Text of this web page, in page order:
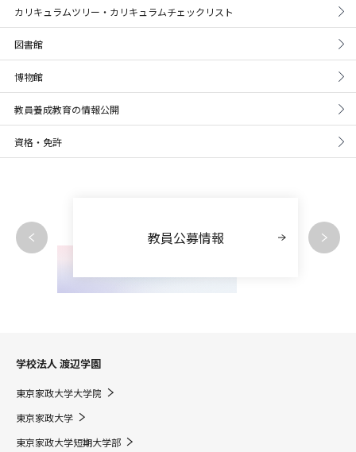
カリキュラムツリー・カリキュラムチェックリスト
図書館
博物館
教員養成教育の情報公開
資格・免許
教員公募情報
学校法人 渡辺学園
東京家政大学大学院
東京家政大学
東京家政大学短期大学部